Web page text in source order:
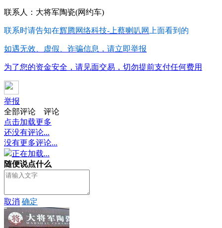
联系人：大将军陶瓷(网约车)
联系时请告知在辉腾网络科技-上蔡喇叭网 上面看到的
如遇无效、虚假、诈骗信息，请立即举报
为了您的资金安全，请见面交易，切勿提前支付任何费用
举报
全部评论
评论
点击加载更多
还没有评论...
没有更多评论...
正在加载...
随便说点什么
取消 确定